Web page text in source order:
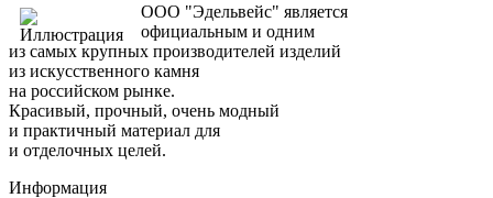
ООО "Эдельвейс" является
официальным и одним
из самых крупных производителей изделий
из искусственного камня
на российском рынке.
Красивый, прочный, очень модный
и практичный материал для
и отделочных целей.
Информация